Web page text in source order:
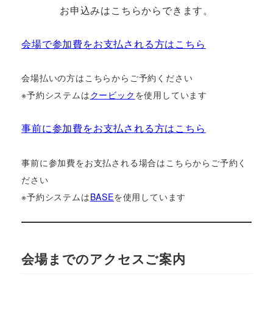
お申込みはこちらからできます。
会場で参加費をお支払される方はこちら
会場払いの方はこちらからご予約ください
※予約システムはクービック を使用しています
事前に参加費をお支払される方はこちら
事前に参加費をお支払される場合はこちらからご予約く
ださい
※予約システムはBASEを使用しています
会場までのアクセスご案内